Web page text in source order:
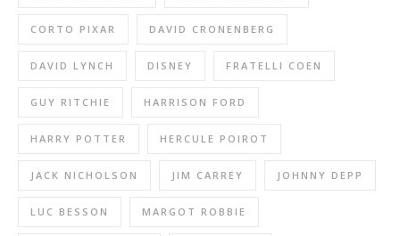
CORTO PIXAR DAVID CRONENBERG
DAVID LYNCH DISNEY FRATELLI COEN
GUY RITCHIE HARRISON FORD
HARRY POTTER HERCULE POIROT
JACK NICHOLSON JIM CARREY JOHNNY DEPP
LUC BESSON MARGOT ROBBIE